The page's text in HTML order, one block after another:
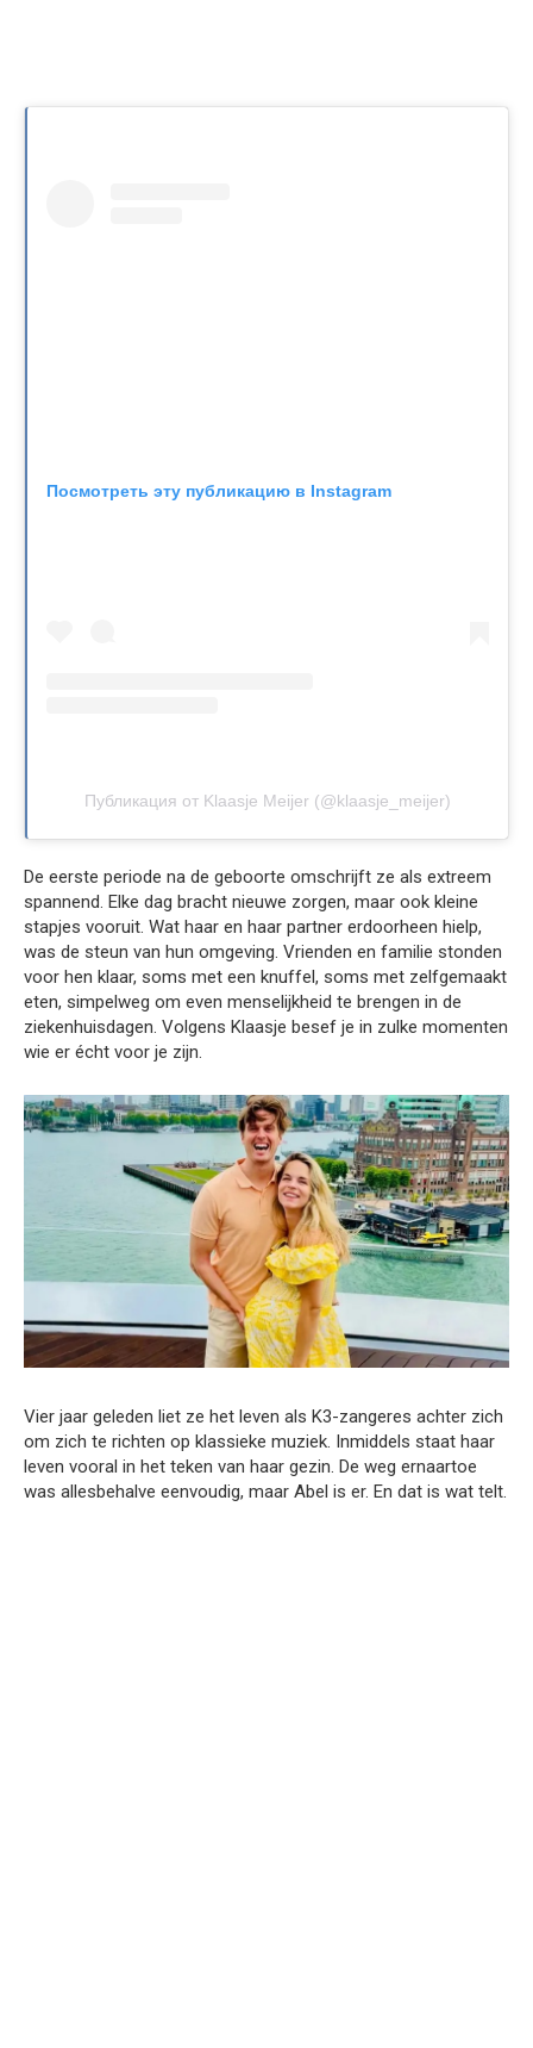
Посмотреть эту публикацию в Instagram
Публикация от Klaasje Meijer (@klaasje_meijer)
De eerste periode na de geboorte omschrijft ze als extreem
spannend. Elke dag bracht nieuwe zorgen, maar ook kleine
stapjes vooruit. Wat haar en haar partner erdoorheen hielp,
was de steun van hun omgeving. Vrienden en familie stonden
voor hen klaar, soms met een knuffel, soms met zelfgemaakt
eten, simpelweg om even menselijkheid te brengen in de
ziekenhuisdagen. Volgens Klaasje besef je in zulke momenten
wie er écht voor je zijn.
Vier jaar geleden liet ze het leven als K3-zangeres achter zich
om zich te richten op klassieke muziek. Inmiddels staat haar
leven vooral in het teken van haar gezin. De weg ernaartoe
was allesbehalve eenvoudig, maar Abel is er. En dat is wat telt.